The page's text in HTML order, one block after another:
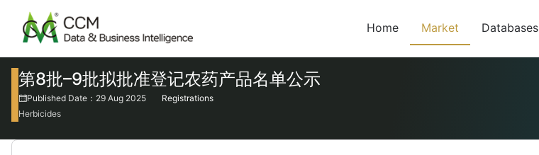
Home Market Databases
第8批–9批拟批准登记农药产品名单公示
Published Date：29 Aug 2025
Registrations
Herbicides